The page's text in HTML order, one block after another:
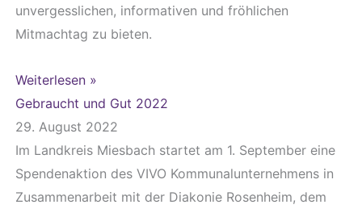
unvergesslichen, informativen und fröhlichen
Mitmachtag zu bieten.
Weiterlesen »
Gebraucht und Gut 2022
29. August 2022
Im Landkreis Miesbach startet am 1. September eine
Spendenaktion des VIVO Kommunalunternehmens in
Zusammenarbeit mit der Diakonie Rosenheim, dem